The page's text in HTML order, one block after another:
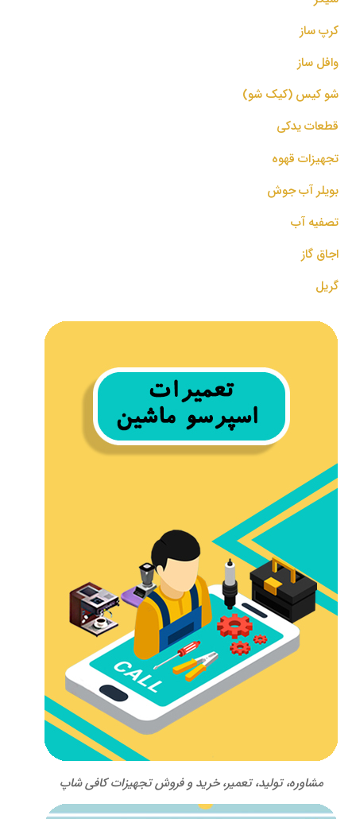
کرپ ساز
وافل ساز
شو کیس (کیک شو)
قطعات یدکی
تجهیزات قهوه
بویلر آب جوش
تصفیه آب
اجاق گاز
گریل
مشاوره، تولید، تعمیر، خرید و فروش تجهیزات کافی شاپ